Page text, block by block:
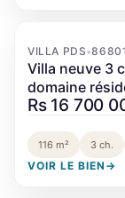
VILLA PDS•
Villa neuve 3
domaine
Rs 16 700
116 m² 3 ch.
VOIR LE BIEN →